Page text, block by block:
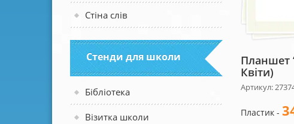
Стіна слів
Стенди для школи
Бібліотека
Візитка школи
Планшет
Квіти)
Артикул:
Пластик -